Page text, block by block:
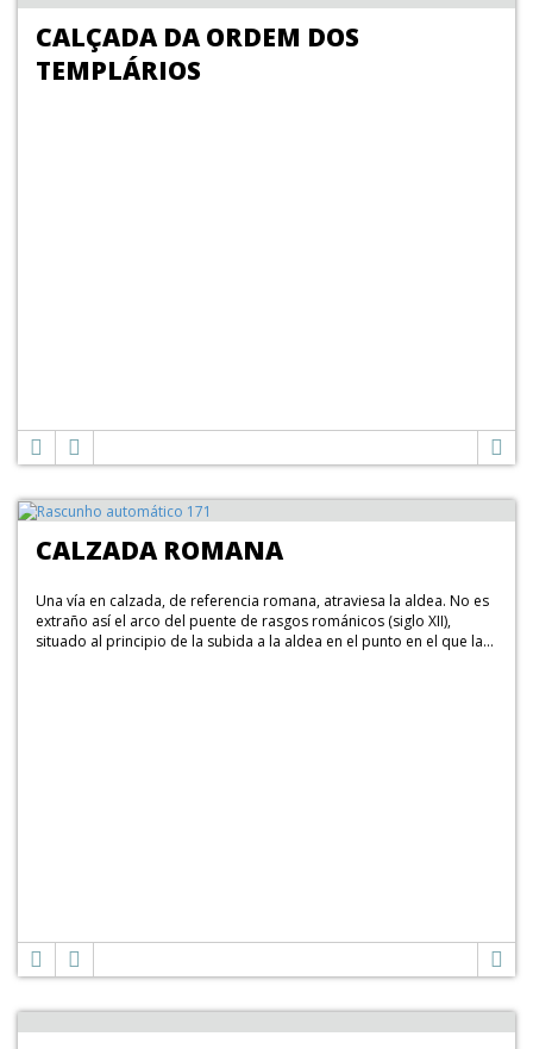
CALÇADA DA ORDEM DOS
TEMPLÁRIOS
CALZADA ROMANA
Una vía en calzada, de referencia romana, atraviesa la aldea. No es
extraño así el arco del puente de rasgos románicos (siglo XII),
situado al principio de la subida a la aldea en el punto en el que la...